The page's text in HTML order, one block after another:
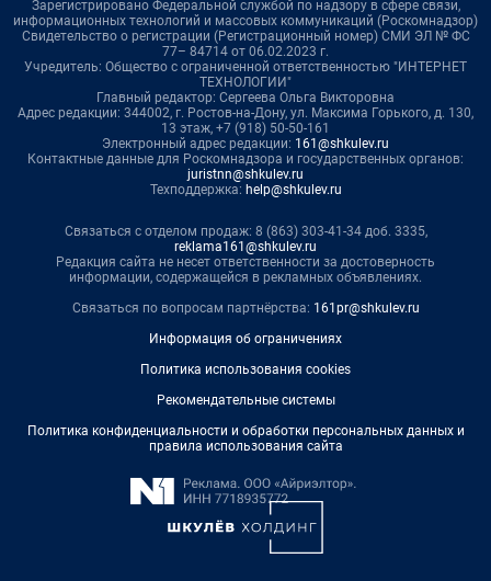
Зарегистрировано Федеральной службой по надзору в сфере связи,
информационных технологий и массовых коммуникаций (Роскомнадзор)
Свидетельство о регистрации (Регистрационный номер) СМИ ЭЛ № ФС
77– 84714 от 06.02.2023 г.
Учредитель: Общество с ограниченной ответственностью "ИНТЕРНЕТ
ТЕХНОЛОГИИ"
Главный редактор: Сергеева Ольга Викторовна
Адрес редакции: 344002, г. Ростов-на-Дону, ул. Максима Горького, д. 130,
13 этаж, +7 (918) 50-50-161
Электронный адрес редакции: 161@shkulev.ru
Контактные данные для Роскомнадзора и государственных органов:
juristnn@shkulev.ru
Техподдержка: help@shkulev.ru
Связаться с отделом продаж: 8 (863) 303-41-34 доб. 3335,
reklama161@shkulev.ru
Редакция сайта не несет ответственности за достоверность
информации, содержащейся в рекламных объявлениях.
Связаться по вопросам партнёрства: 161pr@shkulev.ru
Информация об ограничениях
Политика использования cookies
Рекомендательные системы
Политика конфиденциальности и обработки персональных данных и
правила использования сайта